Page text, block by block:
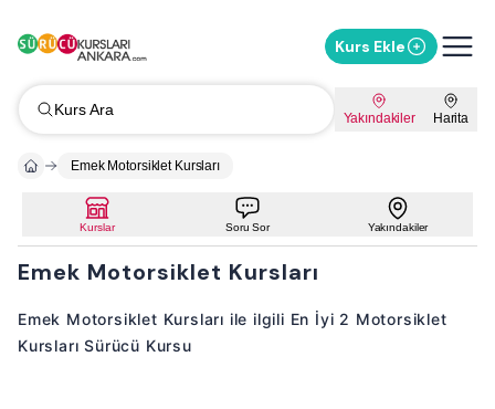
Kurs Ekle
Kurs Ara Yakındakiler Harita
Emek Motorsiklet Kursları
Kurslar Soru Sor Yakındakiler
Emek Motorsiklet Kursları
Emek Motorsiklet Kursları ile ilgili En İyi 2 Motorsiklet
Kursları Sürücü Kursu